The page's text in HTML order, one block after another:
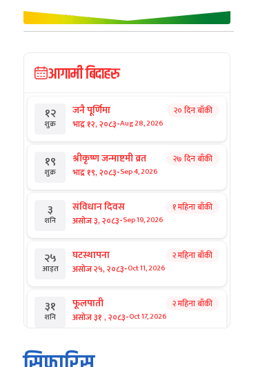
आगामी बिदाहरु
१२
शुक्र
जनै पूर्णिमा
भाद्र १२, २०८३-Aug 28, 2026
२० दिन बाँकी
१९
शुक्र
श्रीकृष्ण जन्माष्टमी व्रत
भाद्र १९, २०८३-Sep 4, 2026
२७ दिन बाँकी
३
शनि
संविधान दिवस
असोज ३, २०८३-Sep 19, 2026
१ महिना बाँकी
२५
आइत
घटस्थापना
असोज २५, २०८३-Oct 11, 2026
२ महिना बाँकी
३१
शनि
फूलपाती
असोज ३१ , २०८३-Oct 17, 2026
२ महिना बाँकी
१ कार्तिक सङ्क्रान्ति